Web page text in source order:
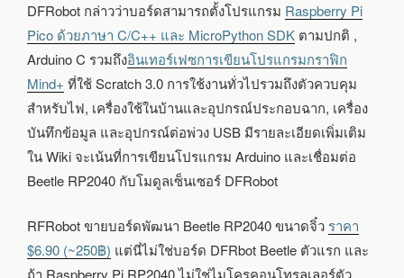
DFRobot กล่าวว่าบอร์ดสามารถตั้งโปรแกรม Raspberry Pi
Pico ด้วยภาษา C/C++ และ MicroPython SDK ตามปกติ ,
Arduino C รวมถึงอินเทอร์เฟซการเขียนโปรแกรมกราฟิก
Mind+ ที่ใช้ Scratch 3.0 การใช้งานทั่วไปรวมถึงตัวควบคุม
สำหรับไฟ, เครื่องใช้ในบ้านและอุปกรณ์ประกอบฉาก, เครื่อง
บันทึกข้อมูล และอุปกรณ์ต่อพ่วง USB มีรายละเอียดเพิ่มเติม
ใน Wiki จะเน้นที่การเขียนโปรแกรม Arduino และเชื่อมต่อ
Beetle RP2040 กับโมดูลเซ็นเซอร์ DFRobot
RFRobot ขายบอร์ดพัฒนา Beetle RP2040 ขนาดจิ๋ว ราคา
$6.90 (~250฿) แต่นี่ไม่ใช่บอร์ด DFRbot Beetle ตัวแรก และ
ถ้า Raspberry Pi RP2040 ไม่ใช่ไมโครคอนโทรลเลอร์ตัว